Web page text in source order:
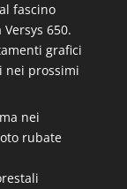
fascino
650.
grafici
nei prossimi
nei
rubate